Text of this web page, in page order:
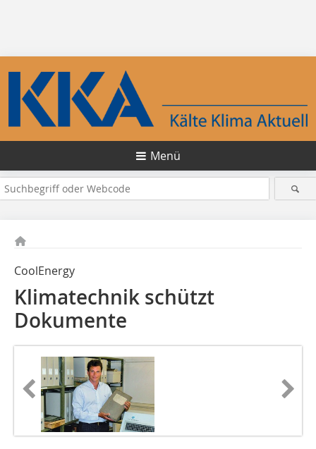
Menü
CoolEnergy
Klimatechnik schützt
Dokumente